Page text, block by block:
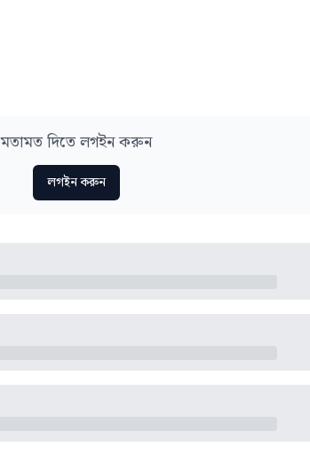
মতামত দিতে লগইন করুন
লগইন করুন